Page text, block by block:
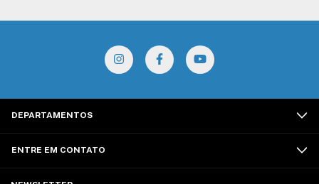
DEPARTAMENTOS
ENTRE EM CONTATO